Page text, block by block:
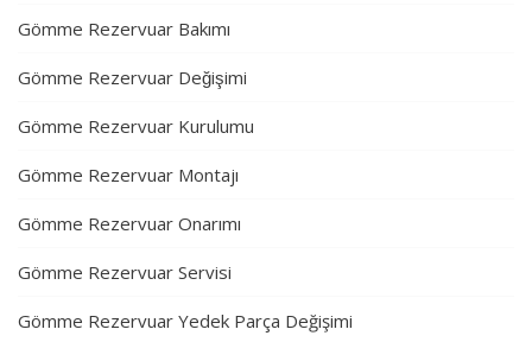
Gömme Rezervuar Bakımı
Gömme Rezervuar Değişimi
Gömme Rezervuar Kurulumu
Gömme Rezervuar Montajı
Gömme Rezervuar Onarımı
Gömme Rezervuar Servisi
Gömme Rezervuar Yedek Parça Değişimi